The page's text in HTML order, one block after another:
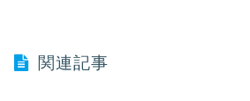
関連記事